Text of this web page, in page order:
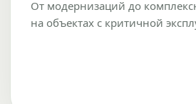
От модернизаций до
на объектах с критичной